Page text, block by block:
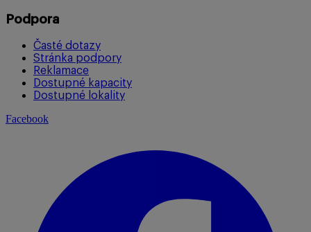
Podpora
Časté dotazy
Stránka podpory
Reklamace
Dostupné kapacity
Dostupné lokality
Facebook